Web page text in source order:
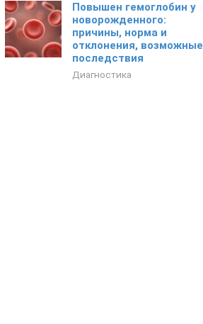
Повышен гемоглобин у
новорожденного:
причины, норма и
отклонения, возможные
последствия
Диагностика